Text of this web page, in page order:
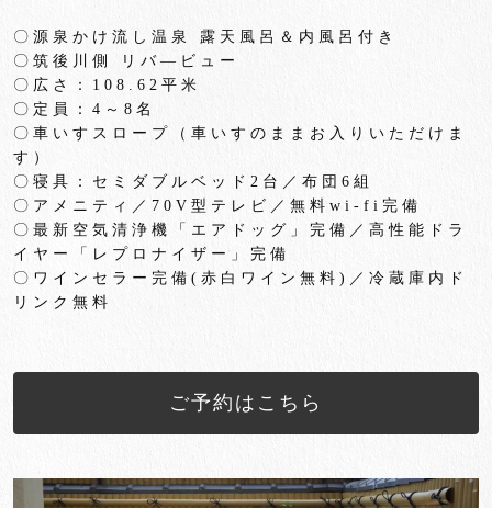
〇源泉かけ流し温泉 露天風呂＆内風呂付き
〇筑後川側 リバ―ビュー
〇広さ： 108.62 平米
〇定員： 4 ～ 8 名
〇車いすスロープ（車いすのままお入りいただけま
す）
〇寝具：セミダブルベッド 2 台／布団 6 組
〇アメニティ／ 70V 型テレビ／無料 wi-fi 完備
〇最新空気清浄機「エアドッグ」完備／高性能ドラ
イヤー「
レプロナイザー」完備
〇ワインセラー完備 ( 赤白ワイン無料 ) ／冷蔵庫内ド
リンク無料
ご予約はこちら